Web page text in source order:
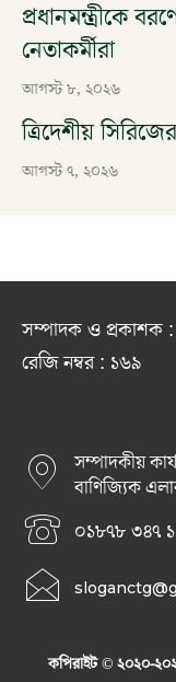
প্রধানমন্ত্রীকে
নেতাকর্মীরা
আগস্ট ৮, ২০২৬
ত্রিদেশীয়
আগস্ট ৭, ২০২৬
সম্পাদক ও প্রকাশক :
রেজি নম্বর : ১৬৯
সম্পাদকীয়
বাণিজ্যিক
০১৮৭৮ ৩৪৭
কপিরাইট © ২০২০-